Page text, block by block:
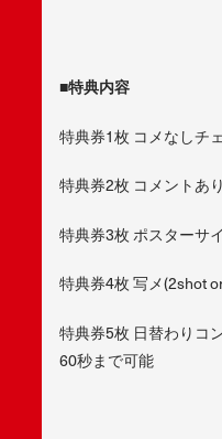
■特典内容
特典券1枚 コメなしチ
特典券2枚 コメントあ
特典券3枚 ポスターサ
特典券4枚 写メ(2shot
特典券5枚 日替わり
60秒まで可能